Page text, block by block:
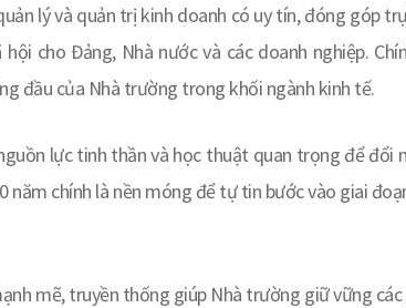
lý và quản trị kinh doanh có uy tín, đóng góp
cho Đảng, Nhà nước và các doanh nghiệp.
đầu của Nhà trường trong khối ngành kinh tế.
lực tinh thần và học thuật quan trọng để đổi
chính là nền móng để tự tin bước vào giai
mẽ, truyền thống giúp Nhà trường giữ vững